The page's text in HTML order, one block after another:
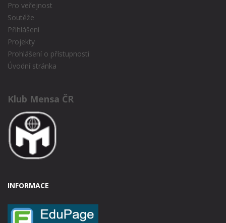
Pro veřejnost
Soutěže
Přihlášení
Projekty
Prohlášení o přístupnosti
Úvodní stránka
Klub Mensa ČR
INFORMACE